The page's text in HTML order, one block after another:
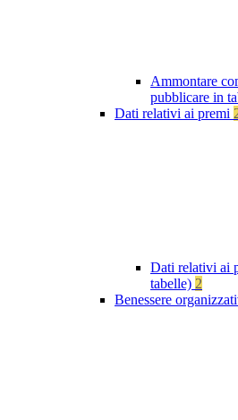
Ammontare
pubblicare in
Dati relativi ai premi
Dati relativi ai
tabelle) 2
Benessere